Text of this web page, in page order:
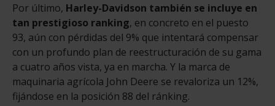
Por último, Harley-Davidson también se incluye en
tan prestigioso ranking, en concreto en el puesto
93, aún con pérdidas del 9% que intentará compensar
con un profundo plan de reestructuración de su gama
a cuatro años vista, ya en marcha. Y la marca de
maquinaria agrícola John Deere se revaloriza un 12%,
fijándose en la posición 88 del ránking.